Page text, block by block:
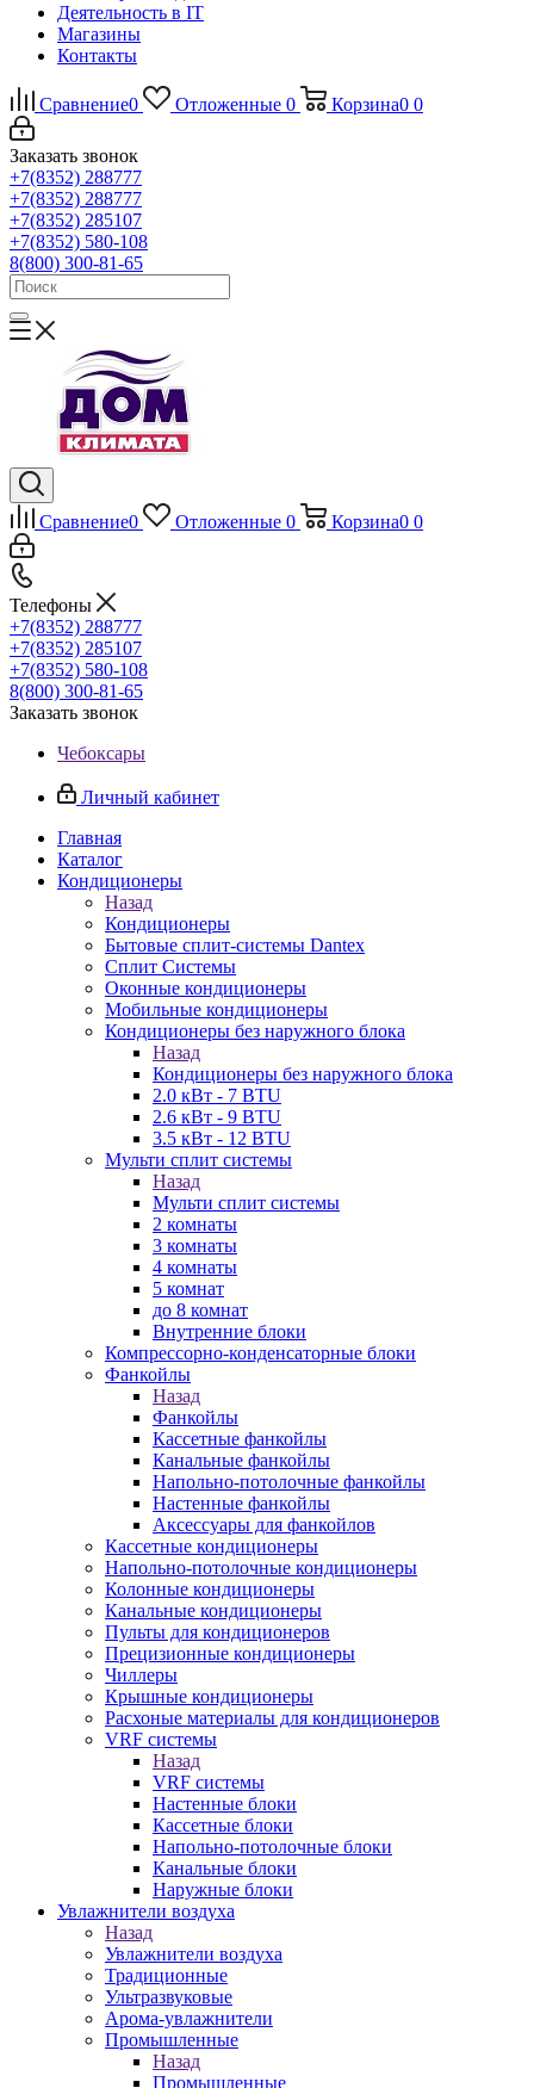
Деятельность в IT
Магазины
Контакты
Сравнение0 Отложенные 0 Корзина0 0
Заказать звонок
+7(8352) 288777
+7(8352) 288777
+7(8352) 285107
+7(8352) 580-108
8(800) 300-81-65
Сравнение0 Отложенные 0 Корзина0 0
Телефоны
+7(8352) 288777
+7(8352) 285107
+7(8352) 580-108
8(800) 300-81-65
Заказать звонок
Чебоксары
Личный кабинет
Главная
Каталог
Кондиционеры
Назад
Кондиционеры
Бытовые сплит-системы Dantex
Сплит Системы
Оконные кондиционеры
Мобильные кондиционеры
Кондиционеры без наружного блока
Назад
Кондиционеры без наружного блока
2.0 кВт - 7 BTU
2.6 кВт - 9 BTU
3.5 кВт - 12 BTU
Мульти сплит системы
Назад
Мульти сплит системы
2 комнаты
3 комнаты
4 комнаты
5 комнат
до 8 комнат
Внутренние блоки
Компрессорно-конденсаторные блоки
Фанкойлы
Назад
Фанкойлы
Кассетные фанкойлы
Канальные фанкойлы
Напольно-потолочные фанкойлы
Настенные фанкойлы
Аксессуары для фанкойлов
Кассетные кондиционеры
Напольно-потолочные кондиционеры
Колонные кондиционеры
Канальные кондиционеры
Пульты для кондиционеров
Прецизионные кондиционеры
Чиллеры
Крышные кондиционеры
Расхоные материалы для кондиционеров
VRF системы
Назад
VRF системы
Настенные блоки
Кассетные блоки
Напольно-потолочные блоки
Канальные блоки
Наружные блоки
Увлажнители воздуха
Назад
Увлажнители воздуха
Традиционные
Ультразвуковые
Арома-увлажнители
Промышленныe
Назад
Промышленныe